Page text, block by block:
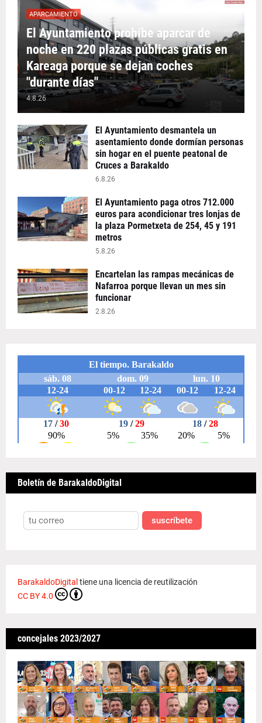
APARCAMIENTO
El Ayuntamiento prohíbe aparcar de
noche en 220 plazas públicas gratis en
Kareaga porque se dejan coches
"durante días"
4.8.26
El Ayuntamiento desmantela un
asentamiento donde dormían personas
sin hogar en el puente peatonal de
Cruces a Barakaldo
6.8.26
El Ayuntamiento paga otros 712.000
euros para acondicionar tres lonjas de
la plaza Pormetxeta de 254, 45 y 191
metros
5.8.26
Encartelan las rampas mecánicas de
Nafarroa porque llevan un mes sin
funcionar
2.8.26
Boletín de BarakaldoDigital
suscríbete
BarakaldoDigital tiene una licencia de reutilización
CC BY 4.0
concejales 2023/2027